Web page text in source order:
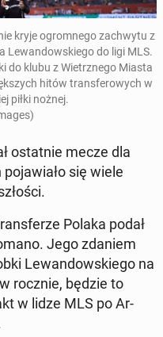
kryje ogrom­nego zach­wytu z
Lewandowskiego do ligi MLS.
do klubu z Wi­etrznego Miasta
hitów trans­fer­owych w
piłki nożnej.
os­tat­nie mecze dla
się wiele
Polaka podał
Jego zdaniem
Lewandowskiego na
rocznie, będzie to
w lidze MLS po Ar­